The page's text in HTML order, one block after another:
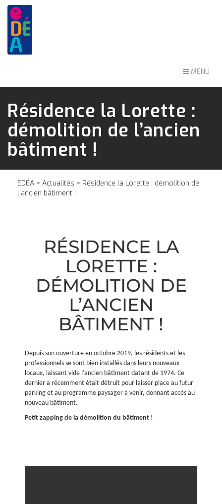
MENU
Résidence la Lorette :
démolition de l’ancien
bâtiment !
EDÉA > Actualités > Résidence la Lorette : démolition de
l’ancien bâtiment !
RÉSIDENCE LA
LORETTE :
DÉMOLITION DE
L’ANCIEN
BÂTIMENT !
Depuis son ouverture en octobre 2019, les résidents et les
professionnels se sont bien installés dans leurs nouveaux
locaux, laissant vide l’ancien bâtiment datant de 1974. Ce
dernier a récemment était détruit pour laisser place au futur
parking et au programme paysager à venir, donnant accès au
nouveau bâtiment.
Petit zapping de la démolition du bâtiment !